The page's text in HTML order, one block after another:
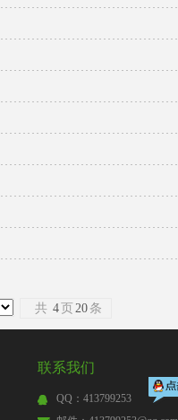
共 4 页 20 条
联系我们
QQ：413799253